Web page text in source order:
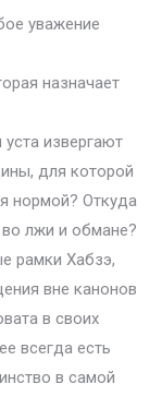
уважение
назначает
извергают
для которой
нормой? Откуда
лжи и обмане?
рамки Хабзэ,
вне канонов
в своих
всегда есть
в самой